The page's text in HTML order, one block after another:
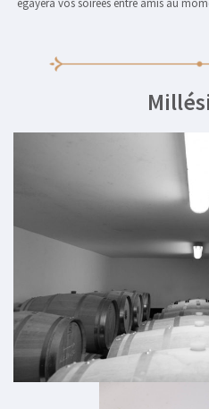
égayera vos soirées entre amis au